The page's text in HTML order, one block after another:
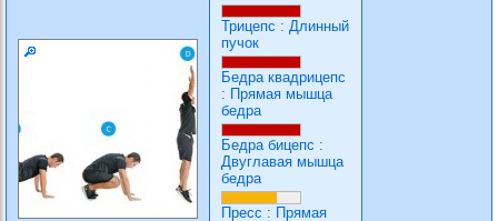
Трицепс : Длинный
пучок
Бедра квадрицепс
: Прямая мышца
бедра
Бедра бицепс :
Двуглавая мышца
бедра
Пресс : Прямая